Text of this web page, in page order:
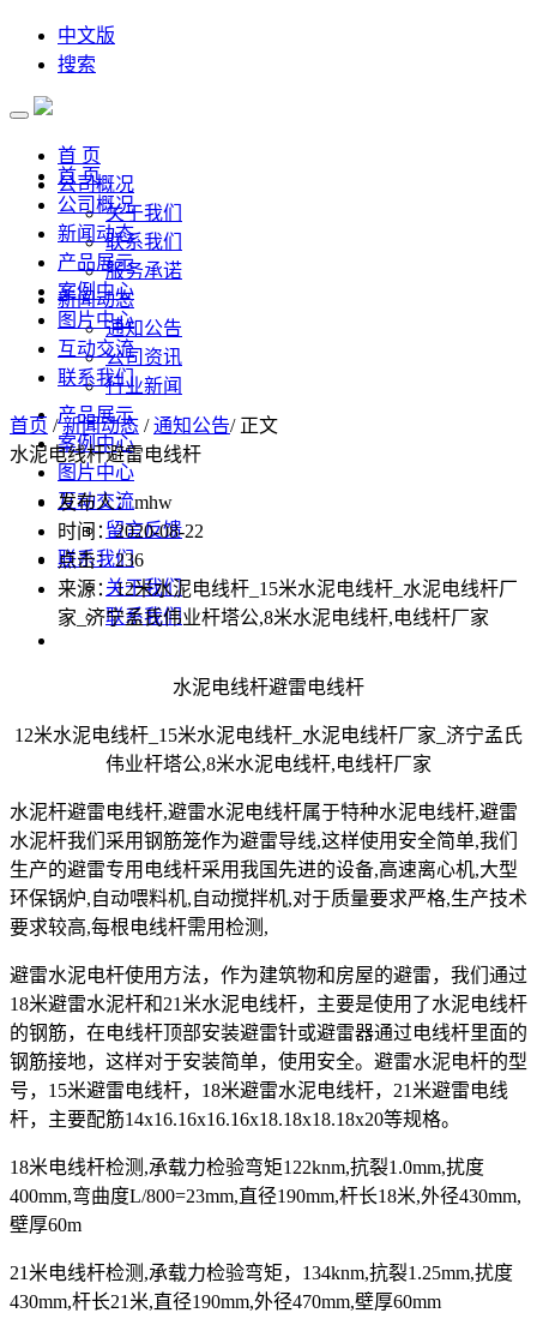
中文版
搜索
首 页
公司概况
关于我们
联系我们
服务承诺
新闻动态
通知公告
公司资讯
行业新闻
产品展示
案例中心
图片中心
互动交流
留言反馈
联系我们
关于我们
联系我们
首 页
公司概况
新闻动态
产品展示
案例中心
图片中心
互动交流
联系我们
首页 /新闻动态 /通知公告/ 正文
水泥电线杆避雷电线杆
发布人：mhw
时间：2020-08-22
点击：236
来源：12米水泥电线杆_15米水泥电线杆_水泥电线杆厂
家_济宁孟氏伟业杆塔公,8米水泥电线杆,电线杆厂家
水泥电线杆避雷电线杆
12米水泥电线杆_15米水泥电线杆_水泥电线杆厂家_济宁孟氏
伟业杆塔公,8米水泥电线杆,电线杆厂家
水泥杆避雷电线杆,避雷水泥电线杆属于特种水泥电线杆,避雷
水泥杆我们采用钢筋笼作为避雷导线,这样使用安全简单,我们
生产的避雷专用电线杆采用我国先进的设备,高速离心机,大型
环保锅炉,自动喂料机,自动搅拌机,对于质量要求严格,生产技术
要求较高,每根电线杆需用检测,
避雷水泥电杆使用方法，作为建筑物和房屋的避雷，我们通过
18米避雷水泥杆和21米水泥电线杆，主要是使用了水泥电线杆
的钢筋，在电线杆顶部安装避雷针或避雷器通过电线杆里面的
钢筋接地，这样对于安装简单，使用安全。避雷水泥电杆的型
号，15米避雷电线杆，18米避雷水泥电线杆，21米避雷电线
杆，主要配筋14x16.16x16.16x18.18x18.18x20等规格。
18米电线杆检测,承载力检验弯矩122knm,抗裂1.0mm,扰度
400mm,弯曲度L/800=23mm,直径190mm,杆长18米,外径430mm,
壁厚60m
21米电线杆检测,承载力检验弯矩，134knm,抗裂1.25mm,扰度
430mm,杆长21米,直径190mm,外径470mm,壁厚60mm